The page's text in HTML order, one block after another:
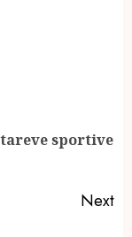
sportive
Next